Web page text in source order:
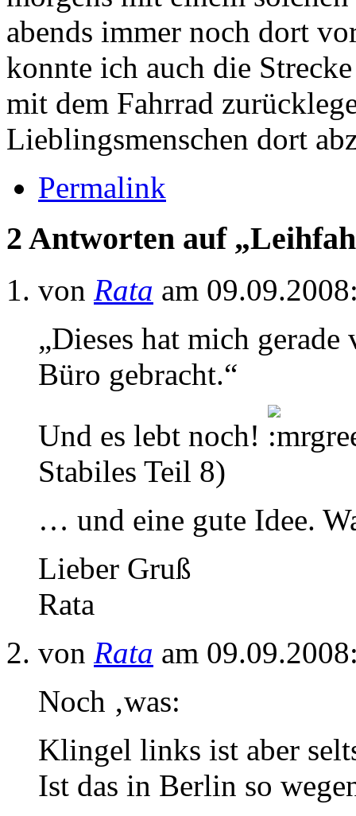
abends immer noch dort
konnte ich auch die
mit dem Fahrrad
Lieblingsmenschen dort
Permalink
2 Antworten auf
von Rata am
„Dieses hat mich
Büro gebracht.“
Und es lebt noch!
Stabiles Teil 8)
… und eine gute Idee.
Lieber Gruß
Rata
von Rata am
Noch ‚was:
Klingel links ist aber
Ist das in Berlin so